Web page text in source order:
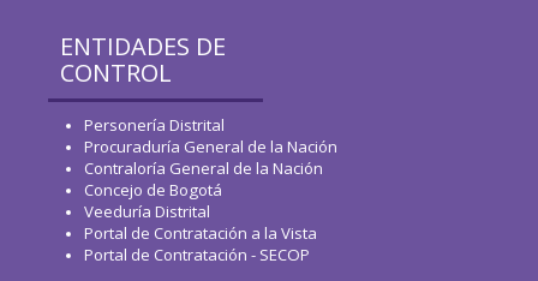
ENTIDADES DE
CONTROL
Personería Distrital
Procuraduría General de la Nación
Contraloría General de la Nación
Concejo de Bogotá
Veeduría Distrital
Portal de Contratación a la Vista
Portal de Contratación - SECOP